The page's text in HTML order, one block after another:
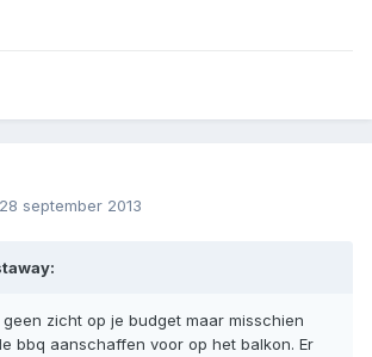
28 september 2013
zicht op je budget maar misschien
bbq aanschaffen voor op het balkon. Er